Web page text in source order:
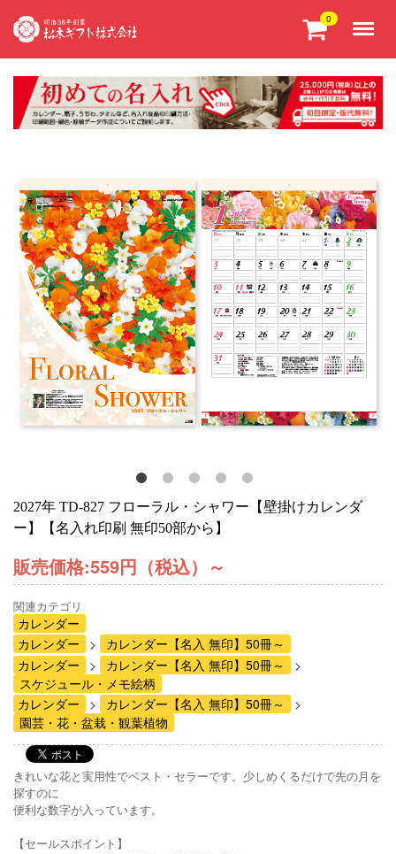
0
2027年 TD-827 フローラル・シャワー【壁掛けカレンダ
ー】【名入れ印刷 無印50部から】
販売価格:559円（税込） ～
関連カテゴリ
カレンダー
カレンダー
カレンダー【名入 無印】50冊～
カレンダー
カレンダー【名入 無印】50冊～
スケジュール・メモ絵柄
カレンダー
カレンダー【名入 無印】50冊～
園芸・花・盆栽・観葉植物
きれいな花と実用性でベスト・セラーです。少しめくるだけで先の月を
探すのに
便利な数字が入っています。
【セールスポイント】